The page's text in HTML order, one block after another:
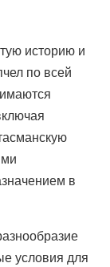
историю и
по всей
в
условия для